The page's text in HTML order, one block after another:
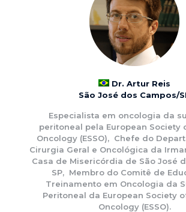
Dr. Artur Reis
São José dos Campos/
Especialista em oncologia da
peritoneal pela European Society
Oncology (ESSO), Chefe do
Cirurgia Geral e Oncológica da
Casa de Misericórdia de São José
SP, Membro do Comitê de
Treinamento em Oncologia da
Peritoneal da European Society
Oncology (ESSO).